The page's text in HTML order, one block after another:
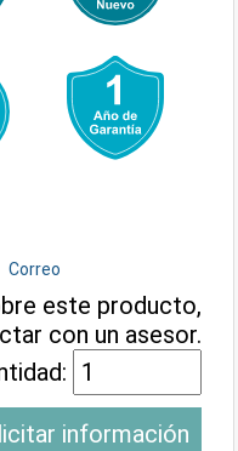
Correo
este producto,
con un asesor.
información